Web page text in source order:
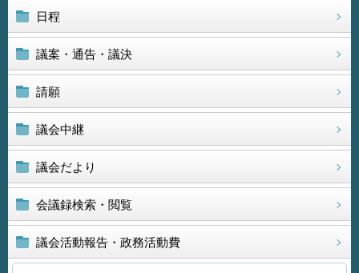
日程
議案・通告・議決
請願
議会中継
議会だより
会議録検索・閲覧
議会活動報告・政務活動費